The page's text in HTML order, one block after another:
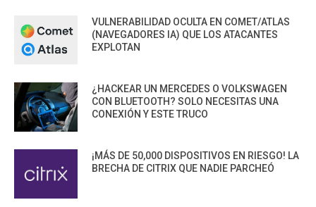
VULNERABILIDAD OCULTA EN COMET/ATLAS
(NAVEGADORES IA) QUE LOS ATACANTES
EXPLOTAN
¿HACKEAR UN MERCEDES O VOLKSWAGEN
CON BLUETOOTH? SOLO NECESITAS UNA
CONEXIÓN Y ESTE TRUCO
¡MÁS DE 50,000 DISPOSITIVOS EN RIESGO! LA
BRECHA DE CITRIX QUE NADIE PARCHEÓ